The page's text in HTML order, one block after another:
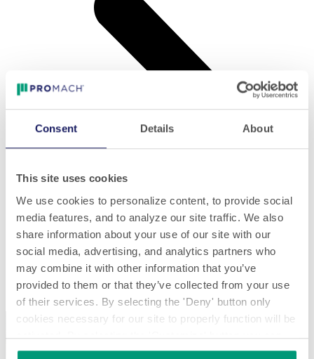
Consent Details About
This site uses cookies
We use cookies to personalize content, to provide social
media features, and to analyze our site traffic. We also
share information about your use of our site with our
social media, advertising, and analytics partners who
may combine it with other information that you’ve
provided to them or that they’ve collected from your use
of their services. By selecting the 'Deny' button only
cookies necessary for our site to properly function will be
activated. By selecting the 'Customize' button you can
choose the individual categories of cookies you want to
Rotación
Rotación